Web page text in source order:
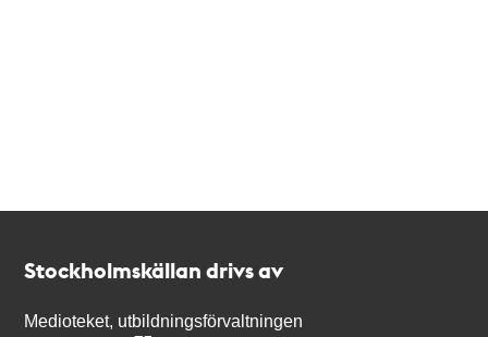
Stockholmskällan drivs av
Medioteket, utbildningsförvaltningen